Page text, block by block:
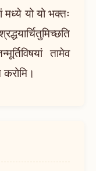
यो यो भक्तः
तामेव
करोमि।